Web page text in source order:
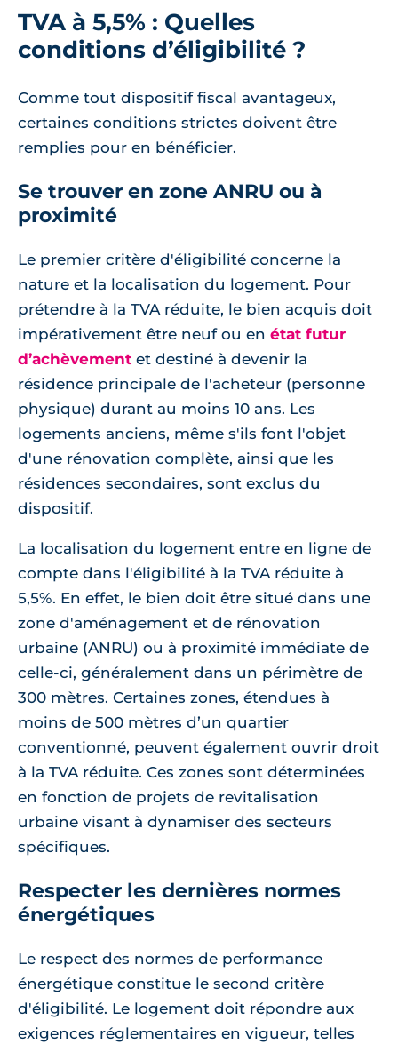
TVA à 5,5% : Quelles
conditions d’éligibilité ?
Comme tout dispositif fiscal avantageux,
certaines conditions strictes doivent être
remplies pour en bénéficier.
Se trouver en zone ANRU ou à
proximité
Le premier critère d'éligibilité concerne la
nature et la localisation du logement. Pour
prétendre à la TVA réduite, le bien acquis doit
impérativement être neuf ou en état futur
d’achèvement et destiné à devenir la
résidence principale de l'acheteur (personne
physique) durant au moins 10 ans. Les
logements anciens, même s'ils font l'objet
d'une rénovation complète, ainsi que les
résidences secondaires, sont exclus du
dispositif.
La localisation du logement entre en ligne de
compte dans l'éligibilité à la TVA réduite à
5,5%. En effet, le bien doit être situé dans une
zone d'aménagement et de rénovation
urbaine (ANRU) ou à proximité immédiate de
celle-ci, généralement dans un périmètre de
300 mètres. Certaines zones, étendues à
moins de 500 mètres d’un quartier
conventionné, peuvent également ouvrir droit
à la TVA réduite. Ces zones sont déterminées
en fonction de projets de revitalisation
urbaine visant à dynamiser des secteurs
spécifiques.
Respecter les dernières normes
énergétiques
Le respect des normes de performance
énergétique constitue le second critère
d'éligibilité. Le logement doit répondre aux
exigences réglementaires en vigueur, telles